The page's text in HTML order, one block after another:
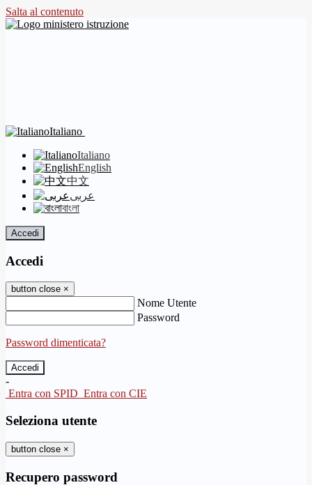
Salta al contenuto
Italiano
Italiano
English
中文
عربى
বাংলা
Accedi
Accedi
button close ×
Nome Utente
Password
Password dimenticata?
-
Entra con SPID Entra con CIE
Seleziona utente
button close ×
Recupero password